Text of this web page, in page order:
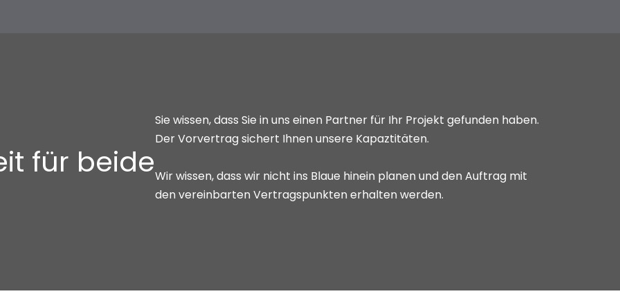
für beide
Sie wissen, dass Sie in uns einen Partner für Ihr Projekt gefunden haben.
Der Vorvertrag sichert Ihnen unsere Kapaztitäten.
Wir wissen, dass wir nicht ins Blaue hinein planen und den Auftrag mit
den vereinbarten Vertragspunkten erhalten werden.